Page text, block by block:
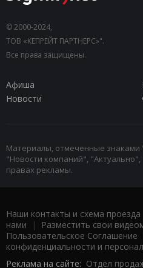
© 2000-2024,
ТОВ «КЕПРЕЙТ ПАРТНЕРС»".
Все права защищены.
Афиша
Новости
Материалы, отмеченные знаками
"Новости компаний",
правах рекламы.
Наши контакты и схема проезда
нами | Разместить свои
Пользовательское Соглашение
конфиденциальности и
Реклама на сайте: Отдел